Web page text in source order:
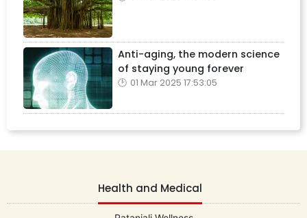
Anti-aging, the modern science
of staying young forever
01 Mar 2025 17:53:05
Health and Medical